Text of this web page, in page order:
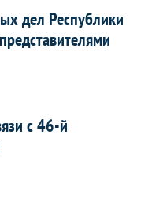
дел Республики
с 46-й